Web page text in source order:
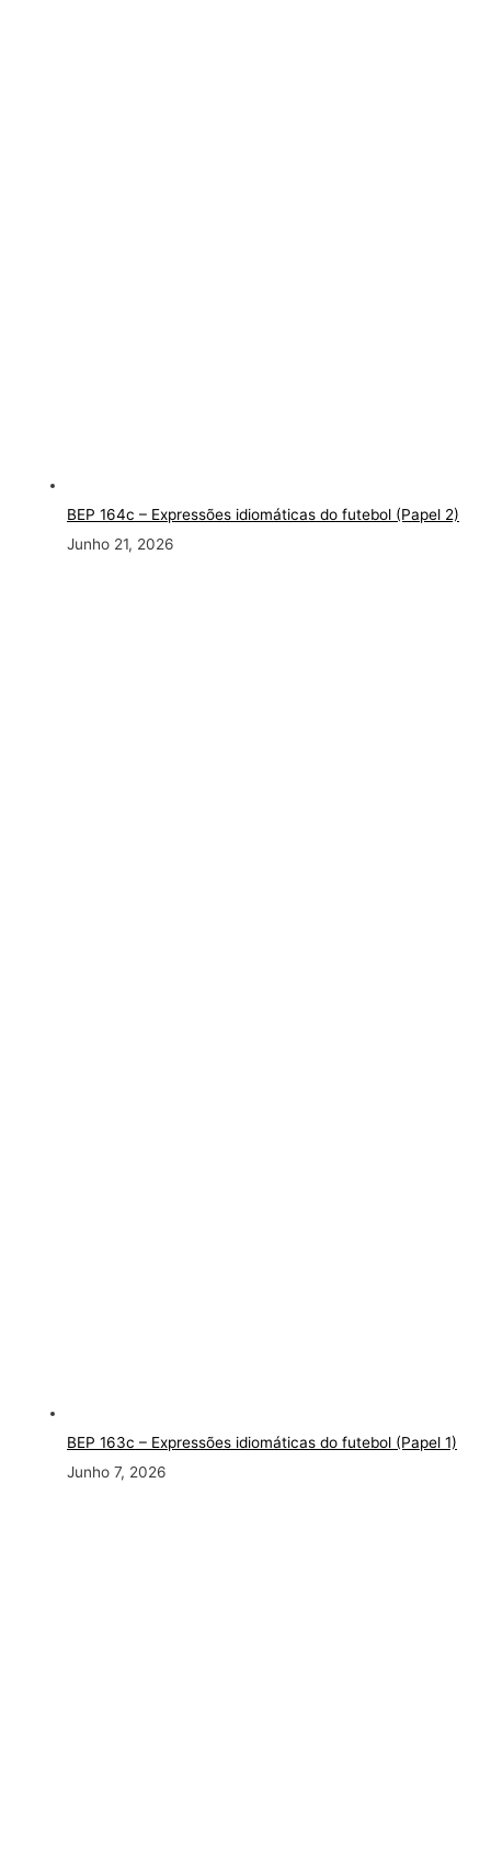
BEP 164c – Expressões idiomáticas do futebol (Papel 2)
Junho 21, 2026
BEP 163c – Expressões idiomáticas do futebol (Papel 1)
Junho 7, 2026